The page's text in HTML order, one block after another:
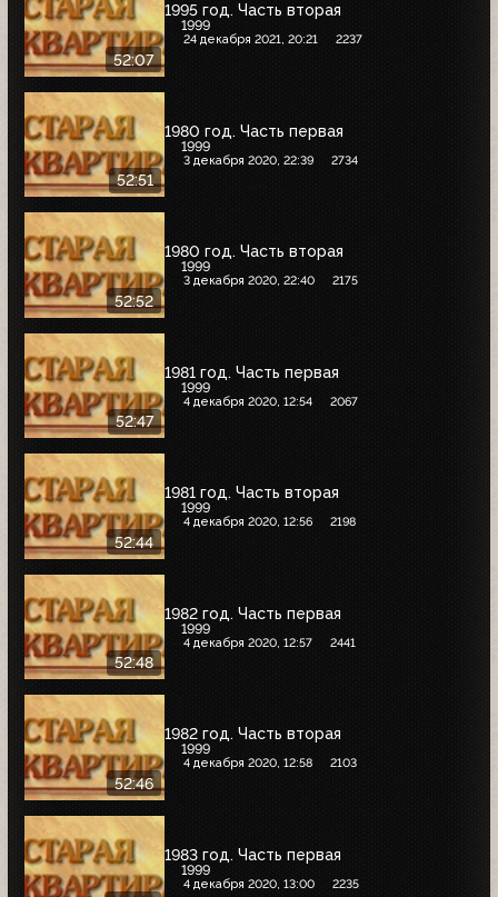
52:07
1995 год. Часть вторая
1999
24 декабря 2021, 20:21 2237
52:51
1980 год. Часть первая
1999
3 декабря 2020, 22:39 2734
52:52
1980 год. Часть вторая
1999
3 декабря 2020, 22:40 2175
52:47
1981 год. Часть первая
1999
4 декабря 2020, 12:54 2067
52:44
1981 год. Часть вторая
1999
4 декабря 2020, 12:56 2198
52:48
1982 год. Часть первая
1999
4 декабря 2020, 12:57 2441
52:46
1982 год. Часть вторая
1999
4 декабря 2020, 12:58 2103
1983 год. Часть первая
1999
4 декабря 2020, 13:00 2235